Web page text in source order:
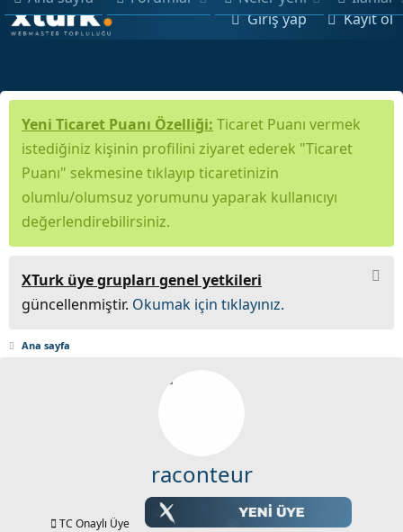
Giriş yap Kayıt ol
Yeni Ticaret Puanı Özelliği: Ticaret Puanı vermek
istediğiniz kişinin profilini ziyaret ederek "Ticaret
Puanı" sekmesine tıklayıp ticaretinizin
olumlu/olumsuz yorumunu yaparak kullanıcıyı
değerlendirebilirsiniz.
XTurk üye grupları genel yetkileri
güncellenmiştir. Okumak için tıklayınız.
Ana sayfa
raconteur
TC Onaylı Üye